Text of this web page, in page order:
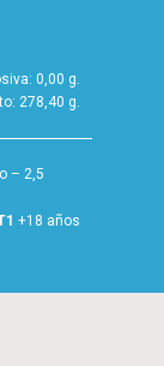
0,00 g.
278,40 g.
– 2,5
+18 años